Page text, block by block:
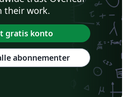
their work.
gratis konto
abonnementer